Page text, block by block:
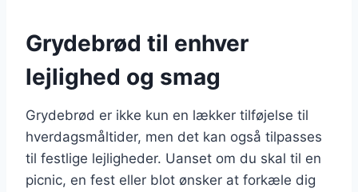
Grydebrød til enhver
lejlighed og smag
Grydebrød er ikke kun en lækker tilføjelse til
hverdagsmåltider, men det kan også tilpasses
til festlige lejligheder. Uanset om du skal til en
picnic, en fest eller blot ønsker at forkæle dig